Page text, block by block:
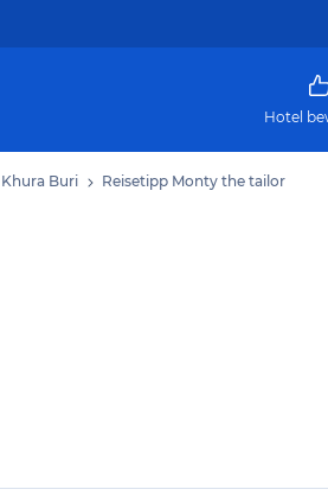
Hotel
Buri Reisetipp Monty the tailor